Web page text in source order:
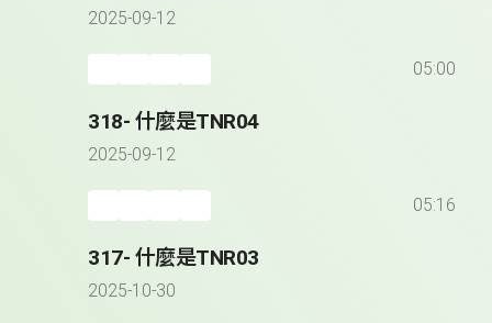
2025-09-12
05:00
318- 什麼是TNR04
2025-09-12
05:16
317- 什麼是TNR03
2025-10-30